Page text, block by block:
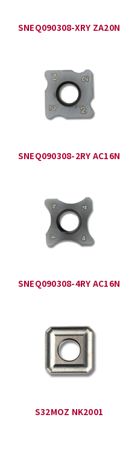
SNEQ090308-XRY ZA20N
SNEQ090308-2RY AC16N
SNEQ090308-4RY AC16N
S32MOZ NK2001